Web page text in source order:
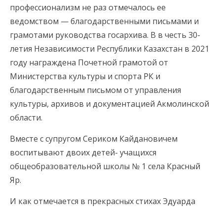
профессионализм не раз отмечалось ее
ведомством — благодарственными письмами и
грамотами руководства госархива. В в честь 30-
летия Независимости Республики Казахстан в 2021
году награждена Почетной грамотой от
Министерства культуры и спорта РК и
благодарственным письмом от управления
культуры, архивов и документацией Акмолинской
области.
Вместе с супругом Сериком Кайдановичем
воспитывают двоих детей- учащихся
общеобразовательной школы № 1 села Красный
Яр.
И как отмечается в прекрасных стихах Эдуарда